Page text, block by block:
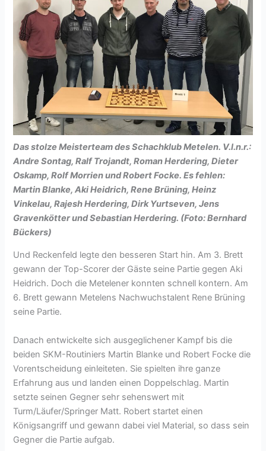
Das stolze Meisterteam des Schachklub Metelen. V.l.n.r.:
Andre Sontag, Ralf Trojandt, Roman Herdering, Dieter
Oskamp, Rolf Morrien und Robert Focke. Es fehlen:
Martin Blanke, Aki Heidrich, Rene Brüning, Heinz
Vinkelau, Rajesh Herdering, Dirk Yurtseven, Jens
Gravenkötter und Sebastian Herdering. (Foto: Bernhard
Bückers)
Und Reckenfeld legte den besseren Start hin. Am 3. Brett
gewann der Top-Scorer der Gäste seine Partie gegen Aki
Heidrich. Doch die Metelener konnten schnell kontern. Am
6. Brett gewann Metelens Nachwuchstalent Rene Brüning
seine Partie.
Danach entwickelte sich ausgeglichener Kampf bis die
beiden SKM-Routiniers Martin Blanke und Robert Focke die
Vorentscheidung einleiteten. Sie spielten ihre ganze
Erfahrung aus und landen einen Doppelschlag. Martin
setzte seinen Gegner sehr sehenswert mit
Turm/Läufer/Springer Matt. Robert startet einen
Königsangriff und gewann dabei viel Material, so dass sein
Gegner die Partie aufgab.